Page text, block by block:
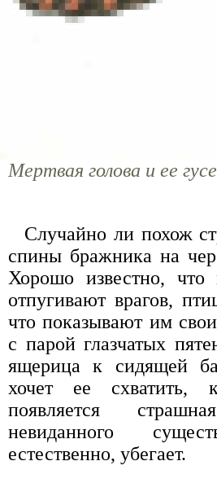
Мертвая голова и ее
Случайно ли похож
спины бражника на
Хорошо известно, что
отпугивают врагов,
что показывают им
с парой глазчатых
ящерица к сидящей
хочет ее схватить,
появляется
невиданного
естественно, убегает.